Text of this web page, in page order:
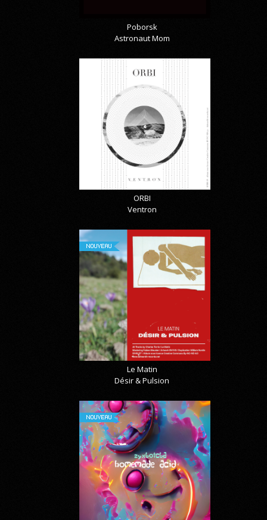
Poborsk
Astronaut Mom
ORBI
Ventron
NOUVEAU
Le Matin
Désir & Pulsion
NOUVEAU